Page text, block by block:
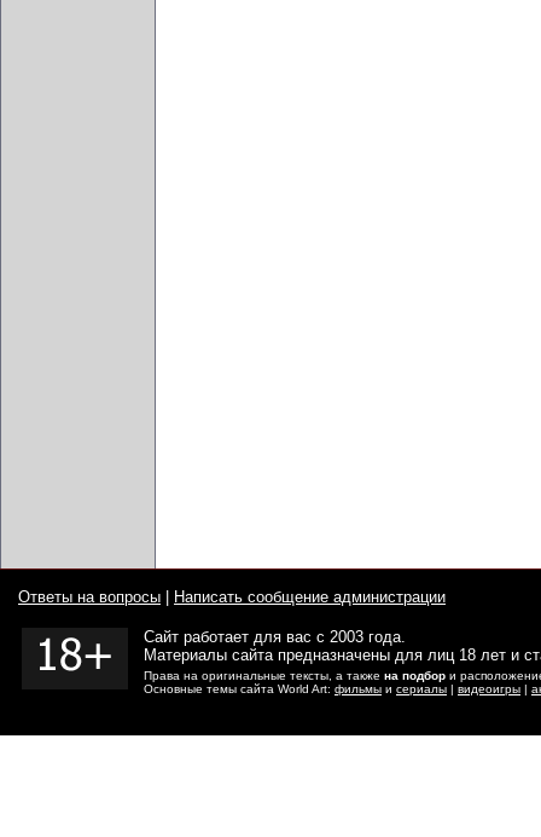
Ответы на вопросы Написать сообщение администрации
Сайт работает для вас с 2003 года.
Материалы сайта предназначены для лиц 18 лет и
Права на оригинальные тексты, а также на подбор и
Основные темы сайта World Art: фильмы и сериалы | видеоигры |